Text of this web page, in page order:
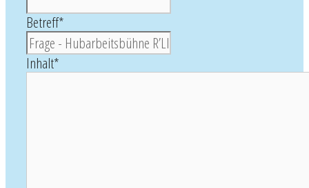
Betreff*
Inhalt*